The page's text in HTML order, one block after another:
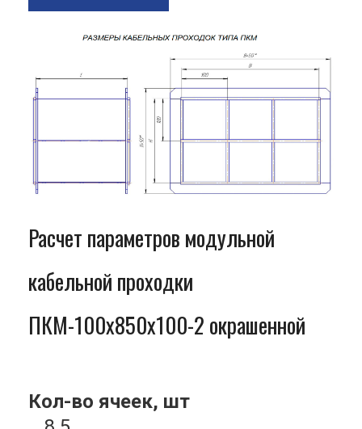
Расчет параметров модульной
кабельной проходки
ПКМ-100x850x100-2 окрашенной
Кол-во ячеек, шт